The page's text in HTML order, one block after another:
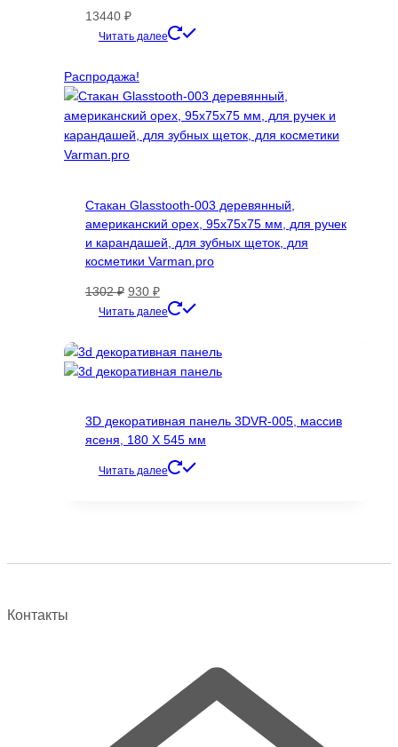
13440 ₽
Читать далее
несколько
вариаций.
Опции
странице
товара.
Распродажа!
Стакан Glasstooth-003 деревянный,
американский орех, 95х75х75 мм, для ручек
и карандашей, для зубных щеток, для
косметики Varman.pro
1302₽ Первоначальная
цена
1302 ₽.
930 ₽Текущая
цена:
Читать далее
3D декоративная панель 3DVR-005, массив
ясеня, 180 Х 545 мм
Читать далее
Контакты